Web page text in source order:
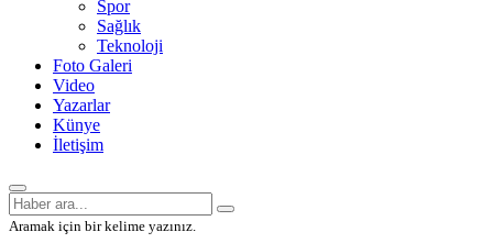
Spor
Sağlık
Teknoloji
Foto Galeri
Video
Yazarlar
Künye
İletişim
Aramak için bir kelime yazınız.